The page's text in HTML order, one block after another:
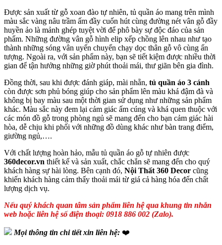
Được sản xuất từ gỗ xoan đào tự nhiên, tủ quần áo mang trên mình
màu sắc vàng nâu trầm ấm đầy cuốn hút cùng đường nét vân gỗ đầy
huyền ảo là mảnh ghép tuyệt vời để phô bày sự độc đáo của sản
phẩm. Những đường vân gỗ hình elip xếp chồng lên nhau như tạo
thành những sóng vân uyển chuyển chạy dọc thân gỗ vô cùng ấn
tượng. Ngoài ra, với sản phẩm này, bạn sẽ tiết kiệm được nhiều thời
gian để tận hưởng những giờ phút thoải mái, thư giãn bên gia đình.
Đồng thời, sau khi được đánh giáp, mài nhẵn, tủ quần áo 3 cánh
còn được sơn phủ bóng giúp cho sản phẩm lên màu khá đậm đà và
không bị bay màu sau một thời gian sử dụng như những sản phẩm
khác. Màu sắc này đem lại cảm giác ấm cúng và khá quen thuộc với
các món đồ gỗ trong phòng ngủ sẽ mang đến cho bạn cảm giác hài
hòa, dễ chịu khi phối với những đồ dùng khác như bàn trang điểm,
giường ngủ,….
Với chất lượng hoàn hảo, mẫu tủ quần áo gỗ tự nhiên được
360decor.vn thiết kế và sản xuất, chắc chắn sẽ mang đến cho quý
khách hàng sự hài lòng. Bên cạnh đó, Nội Thất 360 Decor cũng
khiến khách hàng cảm thấy thoải mái từ giá cả hàng hóa đến chất
lượng dịch vụ.
Nếu quý khách quan tâm sản phẩm liên hệ qua khung tin nhắn
web hoặc liên hệ số điện thoại: 0918 886 002 (Zalo).
Mọi thông tin chi tiết xin liên hệ: ❤️